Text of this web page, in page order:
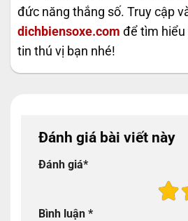
đức năng thắng số. Truy cập
dichbiensoxe.com để tìm
tin thú vị bạn nhé!
Đánh giá bài viết này
Đánh giá*
Bình luận *